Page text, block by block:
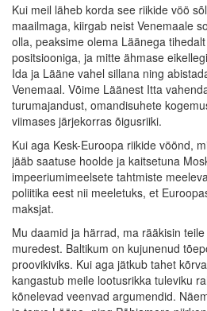
Kui meil läheb korda see riikide vöö
maailmaga, kiirgab neist Venemaale
olla, peaksime olema Läänega
positsiooniga, ja mitte ähmase
Ida ja Lääne vahel sillana ning
Venemaal. Võime Läänest Itta
turumajandust, omandisuhete
viimases järjekorras õigusriiki.
Kui aga Kesk-Euroopa riikide vöönd,
jääb saatuse hoolde ja kaitsetuna
impeeriumimeelsete tahtmiste
poliitika eest nii meeletuks, et
maksjat.
Mu daamid ja härrad, ma rääkisin
muredest. Baltikum on kujunenud
proovikiviks. Kui aga jätkub tahet
kangastub meile lootusrikka tuleviku
kõnelevad veenvad argumendid.